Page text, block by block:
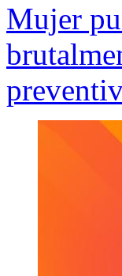
Mujer